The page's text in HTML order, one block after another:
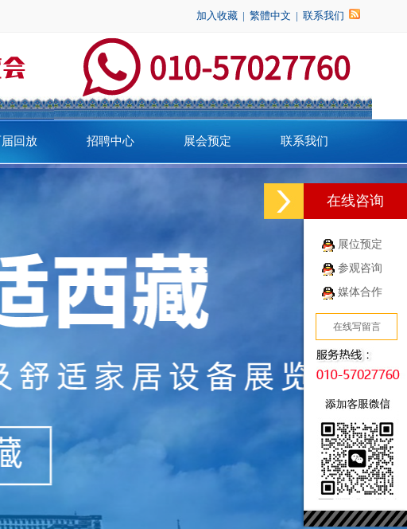
加入收藏 | 繁體中文 | 联系我们
届回放 招聘中心 展会预定 联系我们
在线咨询
展位预定
参观咨询
媒体合作
在线写留言